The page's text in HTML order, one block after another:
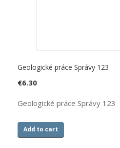
Geologické práce Správy 123
€6.30
Geologické práce Správy 123
Add to cart